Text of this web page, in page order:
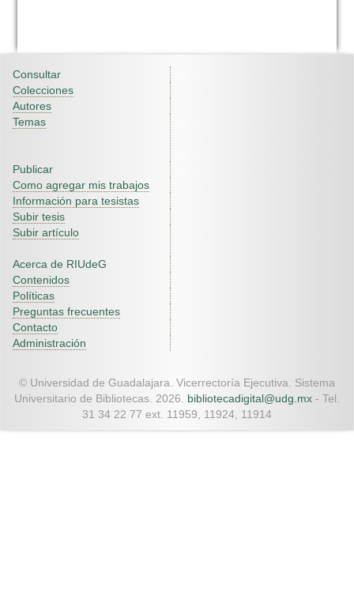
Consultar
Colecciones
Autores
Temas
Publicar
Como agregar mis trabajos
Información para tesistas
Subir tesis
Subir artículo
Acerca de RIUdeG
Contenidos
Políticas
Preguntas frecuentes
Contacto
Administración
© Universidad de Guadalajara. Vicerrectoría Ejecutiva. Sistema
Universitario de Bibliotecas. 2026. bibliotecadigital@udg.mx - Tel.
31 34 22 77 ext. 11959, 11924, 11914